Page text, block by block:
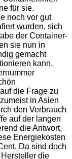
für sie.
noch vor gut
wurden, sich
der Container-
sie nun in
gemacht
kann,
die Frage zu
in Asien
den Verbrauch
auf der langen
die Antwort,
Energiekosten
Da sind doch
die